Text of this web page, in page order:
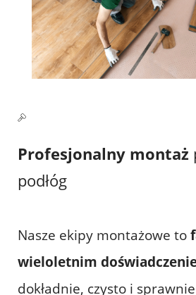
Profesjonalny montaż
podłóg
Nasze ekipy montażowe to
wieloletnim
dokładnie, czysto i